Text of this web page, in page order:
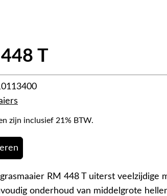
T
zijn inclusief 21% BTW.
RM 448 T uiterst veelzijdige
onderhoud van middelgrote